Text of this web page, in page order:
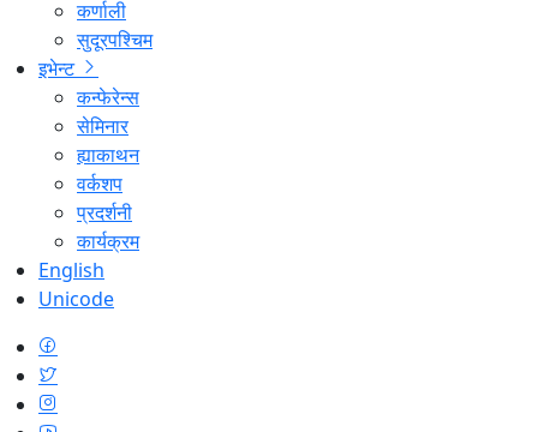
कर्णाली
सुदूरपश्चिम
इभेन्ट
कन्फेरेन्स
सेमिनार
ह्याकाथन
वर्कशप
प्रदर्शनी
कार्यक्रम
English
Unicode